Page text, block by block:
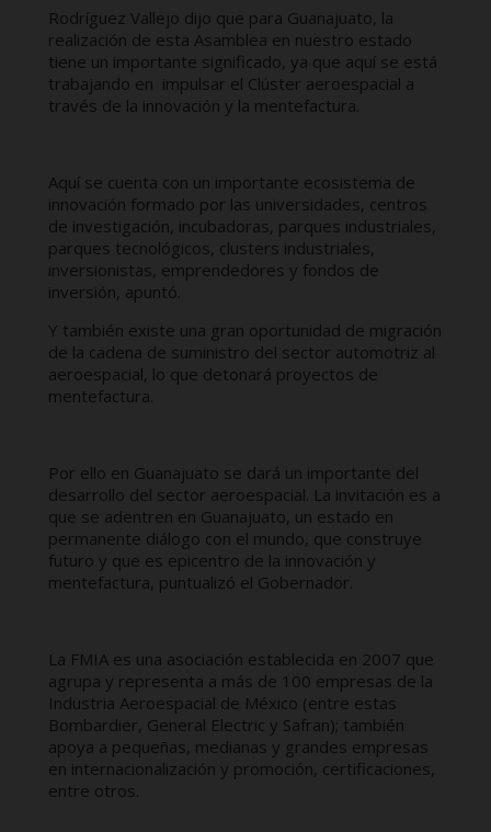
Rodríguez Vallejo dijo que para Guanajuato, la
realización de esta Asamblea en nuestro estado
tiene un importante significado, ya que aquí se está
trabajando en impulsar el Clúster aeroespacial a
través de la innovación y la mentefactura.
Aquí se cuenta con un importante ecosistema de
innovación formado por las universidades, centros
de investigación, incubadoras, parques industriales,
parques tecnológicos, clusters industriales,
inversionistas, emprendedores y fondos de
inversión, apuntó.
Y también existe una gran oportunidad de migración
de la cadena de suministro del sector automotriz al
aeroespacial, lo que detonará proyectos de
mentefactura.
Por ello en Guanajuato se dará un importante del
desarrollo del sector aeroespacial. La invitación es a
que se adentren en Guanajuato, un estado en
permanente diálogo con el mundo, que construye
futuro y que es epicentro de la innovación y
mentefactura, puntualizó el Gobernador.
La FMIA es una asociación establecida en 2007 que
agrupa y representa a más de 100 empresas de la
Industria Aeroespacial de México (entre estas
Bombardier, General Electric y Safran); también
apoya a pequeñas, medianas y grandes empresas
en internacionalización y promoción, certificaciones,
entre otros.